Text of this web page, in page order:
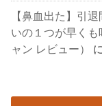
【鼻血出た】引
いの１つが早く
ャン レビュー）
に